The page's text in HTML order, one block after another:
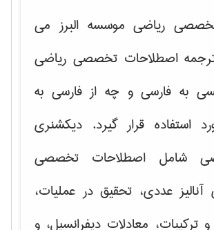
ریاضی موسسه البرز می
ترجمه اصطلاحات تخصصی ریاضی
به فارسی و چه از فارسی به
استفاده قرار گیرد. دیکشنری
شامل اصطلاحات تخصصی
آنالیز عددی، تحقیق در عملیات،
تركیبات، معادلات دیفرانسیل، و